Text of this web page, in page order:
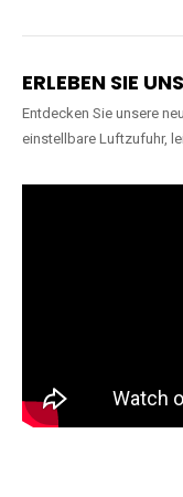
ERLEBEN SIE
Entdecken Sie unsere
einstellbare Luftzufuhr,